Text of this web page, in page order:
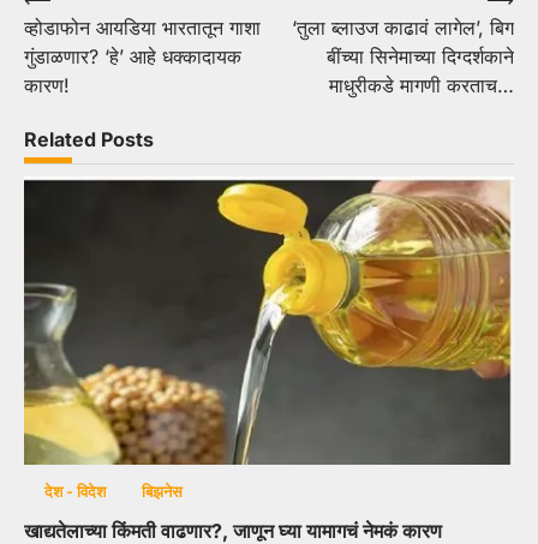
navigation
व्होडाफोन आयडिया भारतातून गाशा
गुंडाळणार? ‘हे’ आहे धक्कादायक
कारण!
‘तुला ब्लाउज काढावं लागेल’, बिग
बींच्या सिनेमाच्या दिग्दर्शकाने
माधुरीकडे मागणी करताच…
Related Posts
देश - विदेश बिझनेस
खाद्यतेलाच्या किंमती वाढणार?, जाणून घ्या यामागचं नेमकं कारण